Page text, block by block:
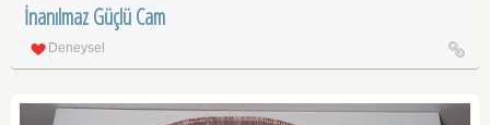
İnanılmaz Güçlü Cam
Deneysel